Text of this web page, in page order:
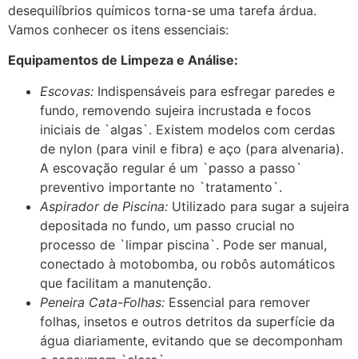
desequilíbrios químicos torna-se uma tarefa árdua.
Vamos conhecer os itens essenciais:
Equipamentos de Limpeza e Análise:
Escovas: Indispensáveis para esfregar paredes e
fundo, removendo sujeira incrustada e focos
iniciais de `algas`. Existem modelos com cerdas
de nylon (para vinil e fibra) e aço (para alvenaria).
A escovação regular é um `passo a passo`
preventivo importante no `tratamento`.
Aspirador de Piscina: Utilizado para sugar a sujeira
depositada no fundo, um passo crucial no
processo de `limpar piscina`. Pode ser manual,
conectado à motobomba, ou robôs automáticos
que facilitam a manutenção.
Peneira Cata-Folhas: Essencial para remover
folhas, insetos e outros detritos da superfície da
água diariamente, evitando que se decomponham